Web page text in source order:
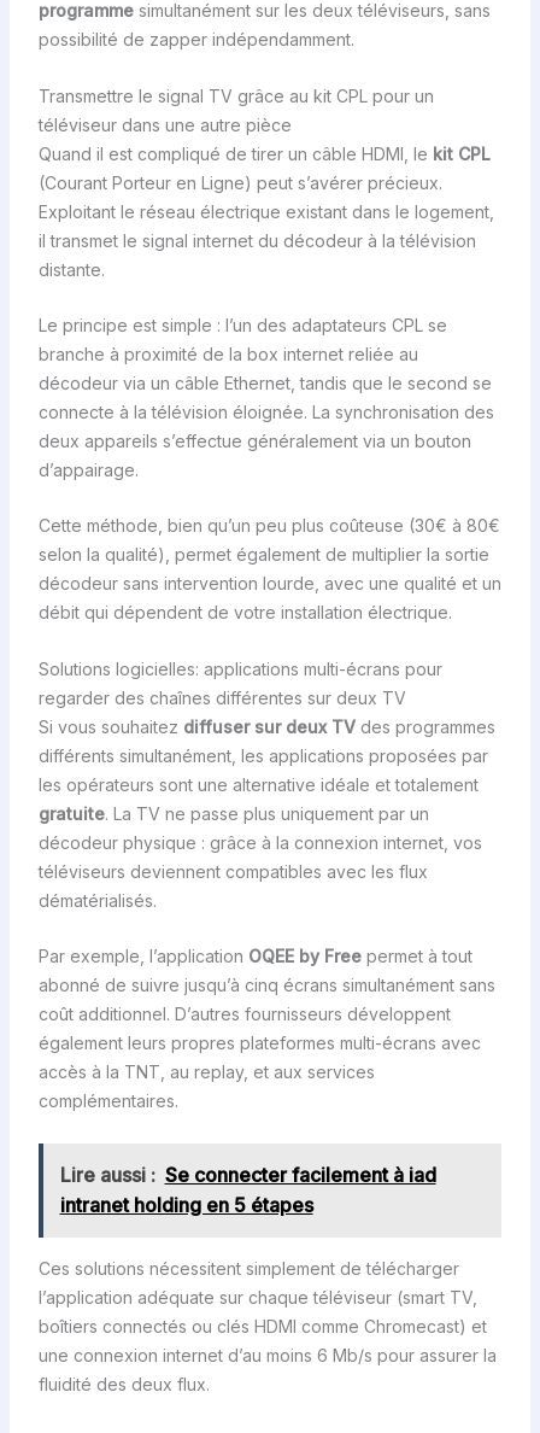
programmesimultanément sur les deux téléviseurs, sans
possibilité de zapper indépendamment.
Transmettre le signal TV grâce au kit CPL pour un
téléviseur dans une autre pièce
Quand il est compliqué de tirer un câble HDMI, le kit CPL
(Courant Porteur en Ligne) peut s’avérer précieux.
Exploitant le réseau électrique existant dans le logement,
il transmet le signal internet du décodeur à la télévision
distante.
Le principe est simple : l’un des adaptateurs CPL se
branche à proximité de la box internet reliée au
décodeur via un câble Ethernet, tandis que le second se
connecte à la télévision éloignée. La synchronisation des
deux appareils s’effectue généralement via un bouton
d’appairage.
Cette méthode, bien qu’un peu plus coûteuse (30€ à 80€
selon la qualité), permet également de multiplier la sortie
décodeur sans intervention lourde, avec une qualité et un
débit qui dépendent de votre installation électrique.
Solutions logicielles: applications multi-écrans pour
regarder des chaînes différentes sur deux TV
Si vous souhaitez diffuser sur deux TVdes programmes
différents simultanément, les applications proposées par
les opérateurs sont une alternative idéale et totalement
gratuite. La TV ne passe plus uniquement par un
décodeur physique : grâce à la connexion internet, vos
téléviseurs deviennent compatibles avec les flux
dématérialisés.
Par exemple, l’application OQEE by Freepermet à tout
abonné de suivre jusqu’à cinq écrans simultanément sans
coût additionnel. D’autres fournisseurs développent
également leurs propres plateformes multi-écrans avec
accès à la TNT, au replay, et aux services
complémentaires.
Lire aussi : Se connecter facilement à iad
intranet holding en 5 étapes
Ces solutions nécessitent simplement de télécharger
l’application adéquate sur chaque téléviseur (smart TV,
boîtiers connectés ou clés HDMI comme Chromecast) et
une connexion internet d’au moins 6 Mb/s pour assurer la
fluidité des deux flux.